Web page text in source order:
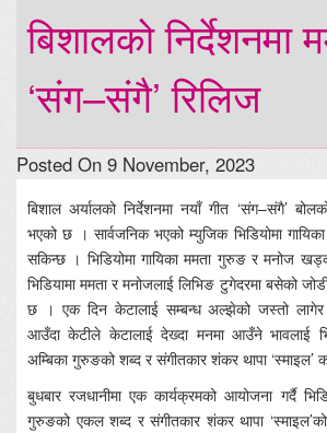
बिशालको निर्देशनमा
‘संग–संगै’ रिलिज
Posted On 9 November, 2023
बिशाल अर्यालको निर्देशनमा नयाँ गीत ‘संग–संगै’
भएको छ । सार्वजनिक भएको म्युजिक भिडियोमा
सकिन्छ । भिडियोमा गायिका ममता गुरुङ र मनोज
भिडियामा ममता र मनोजलाई लिभिङ टुगेदरमा बसेको
छ । एक दिन केटालाई सम्बन्ध अल्झेको जस्तो लागेर
आउँदा केटीले केटालाई देख्दा मनमा आउँने भावलाई
अम्बिका गुरुङको शब्द र संगीतकार शंकर थापा ‘स्माइल’
बुधबार रजधानीमा एक कार्यक्रमको आयोजना गर्दै
गुरुङको एकल शब्द र संगीतकार शंकर थापा